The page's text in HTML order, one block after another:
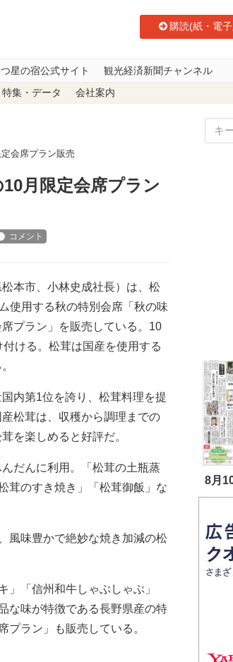
購読(紙・電
星の宿公式サイト 観光経済新聞チャンネル
特集・データ 会社案内
会席プラン販売
月限定会席プラン
本市、小林史成社長）は、松
使用する秋の特別会席「秋の味
プラン」を販売している。10
ける。松茸は国産を使用する
内第1位を誇り、松茸料理を提
松茸は、収穫から調理までの
を楽しめると好評だ。
だんに利用。「松茸の土瓶蒸
茸のすき焼き」「松茸御飯」な
風味豊かで絶妙な焼き加減の松
「信州和牛しゃぶしゃぶ」
な味が特徴である長野県産の特
ラン」も販売している。
8月